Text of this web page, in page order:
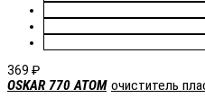
369 ₽
OSKAR 770 ATOM очиститель